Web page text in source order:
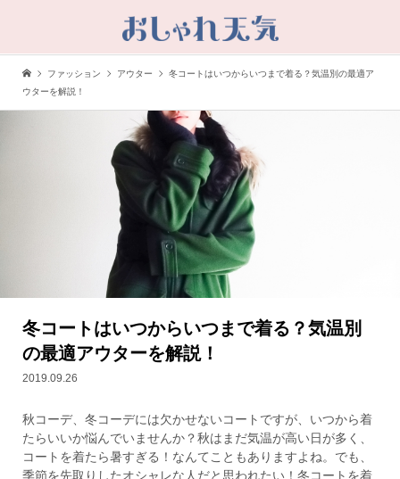
ファッション アウター
冬コートはいつからいつまで着る？気温別の最適ア
ウターを解説！
冬コートはいつからいつまで着る？気温別
の最適アウターを解説！
2019.09.26
秋コーデ、冬コーデには欠かせないコートですが、いつから着
たらいいか悩んでいませんか？秋はまだ気温が高い日が多く、
コートを着たら暑すぎる！なんてこともありますよね。でも、
季節を先取りしたオシャレな人だと思われたい！冬コートを着